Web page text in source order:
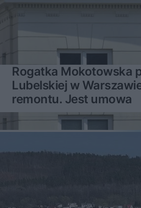
Rogatka Mokotowska
Lubelskiej w
remontu. Jest umowa